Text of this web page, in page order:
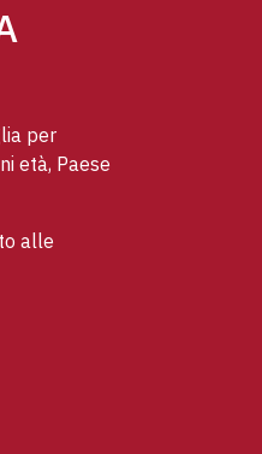
per
età, Paese
alle